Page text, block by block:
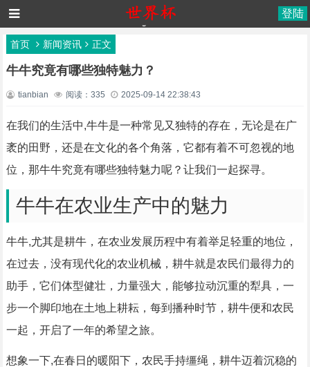
登陆
首页 新闻资讯 正文
牛牛究竟有哪些独特魅力？
tianbian 阅读：335 2025-09-14 22:38:43
在我们的生活中,牛牛是一种常见又独特的存在，无论是在广
袤的田野，还是在文化的各个角落，它都有着不可忽视的地
位，那牛牛究竟有哪些独特魅力呢？让我们一起探寻。
牛牛在农业生产中的魅力
牛牛,尤其是耕牛，在农业发展历程中有着举足轻重的地位，
在过去，没有现代化的农业机械，耕牛就是农民们最得力的
助手，它们体型健壮，力量强大，能够拉动沉重的犁具，一
步一个脚印地在土地上耕耘，每到播种时节，耕牛便和农民
一起，开启了一年的希望之旅。
想象一下,在春日的暖阳下，农民手持缰绳，耕牛迈着沉稳的